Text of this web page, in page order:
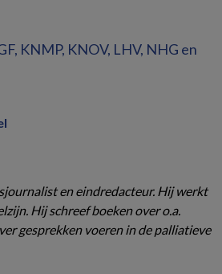
KNMP, KNOV, LHV, NHG en
en eindredacteur. Hij werkt
Hij schreef boeken over o.a.
gesprekken voeren in de palliatieve